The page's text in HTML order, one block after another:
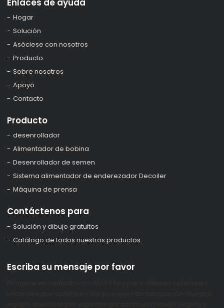
Enlaces de ayuda
Hogar
Solución
Asóciese con nosotros
Producto
Sobre nosotros
Apoyo
Contacto
Producto
desenrollador
Alimentador de bobina
Desenrollador de semen
Sistema alimentador de enderezador Decoiler
Máquina de prensa
Contáctenos para
Solución y dibujo gratuitos
Catálogo de todos nuestros productos.
Escriba su mensaje por favor